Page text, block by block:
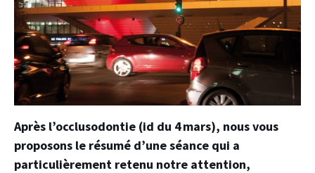
Après l’occlusodontie (id du 4 mars), nous vous
proposons le résumé d’une séance qui a
particulièrement retenu notre attention,